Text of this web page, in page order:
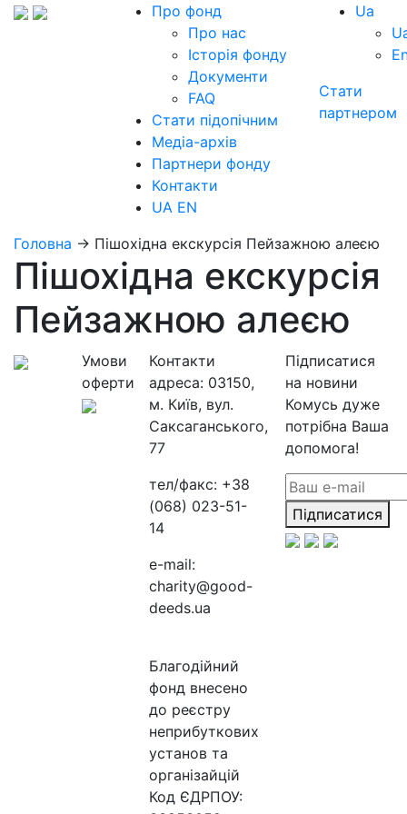
Про фонд
Про нас
Історія фонду
Документи
FAQ
Стати підопічним
Медіа-архів
Партнери фонду
Контакти
UA EN
Ua
Стати
партнером
Головна → Пішохідна екскурсія Пейзажною алеєю
Пішохідна екскурсія
Пейзажною алеєю
Умови
оферти
Контакти
адреса: 03150,
м. Київ, вул.
Саксаганського,
77
тел/факс: +38
(068) 023-51-
14
e-mail:
charity@good-
deeds.ua
Благодійний
фонд внесено
до реєстру
неприбуткових
установ та
організайцій
Код ЄДРПОУ:
Підписатися
на новини
Комусь дуже
потрібна Ваша
допомога!
Підписатися